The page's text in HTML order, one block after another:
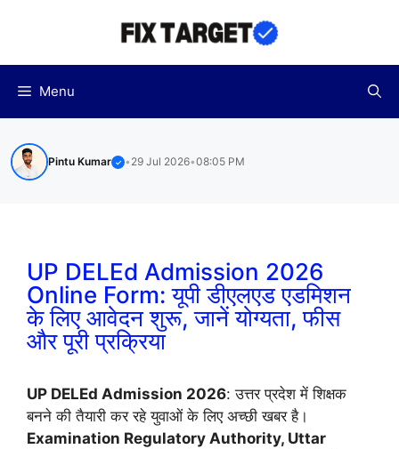
Menu
Pintu Kumar ✓ • 29 Jul 2026•08:05 PM
UP DELEd Admission 2026
Online Form: यूपी डीएलएड एडमिशन
के लिए आवेदन शुरू, जानें योग्यता, फीस
और पूरी प्रक्रिया
UP DELEd Admission 2026: उत्तर प्रदेश में शिक्षक
बनने की तैयारी कर रहे युवाओं के लिए अच्छी खबर है।
Examination Regulatory Authority, Uttar